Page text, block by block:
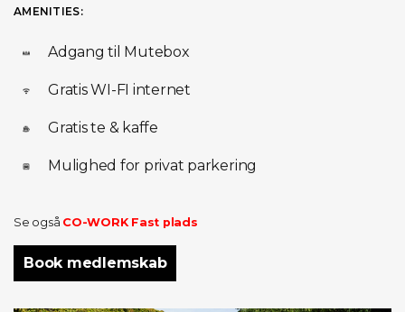
AMENITIES:
Adgang til Mutebox
Gratis WI-FI internet
Gratis te & kaffe
Mulighed for privat parkering
Se også CO-WORK Fast plads
Book medlemskab